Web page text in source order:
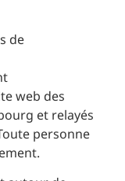
de
web des
et relayés
personne